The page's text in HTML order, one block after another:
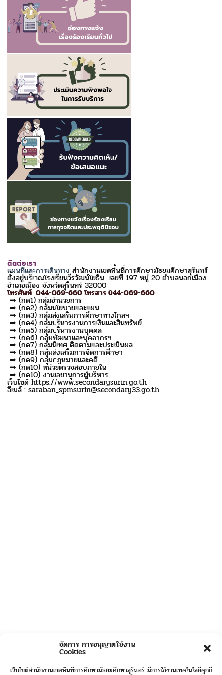
จัดการ การอนุญาตใช้งาน
Cookies
เว็บไซต์สำนักงานเขตพื้นที่การศึกษามัธยมศึกษาสุรินทร์ มีการใช้งานเทคโนโลยีคุกกี้
ติดต่อเรา
แผนที่และการเดินทางสำนักงานเขตพื้นที่การศึกษามัธยมศึกษาสุรินทร์
ตั้งอยู่บริเวณโรงเรียนวีรวัฒน์โยธิน เลขที่ 197 หมู่ 20 ตำบลนอกเมือง
อำเภอเมือง จังหวัดสุรินทร์ 32000
โทรศัพท์ 044-069-660 โทรสาร 044-069-660
➡ (กด1) กลุ่มอำนวยการ
➡ (กด2) กลุ่มนโยบายและแผน
➡ (กด3) กลุ่มส่งเสริมการศึกษาทางไกลฯ
➡ (กด4) กลุ่มบริหารงานการเงินและสินทรัพย์
➡ (กด5) กลุ่มบริหารงานบุคคล
➡ (กด6) กลุ่มพัฒนาและบุคลากรฯ
➡ (กด7) กลุ่มนิเทศ ติดตามและประเมินผล
➡ (กด8) กลุ่มส่งเสริมการจัดการศึกษา
➡ (กด9) กลุ่มกฎหมายและคดี
➡ (กด10) หน่วยตรวจสอบภายใน
➡ (กด10) งานเลขานุการผู้บริหาร
เว็บไซด์ https://www.secondarysurin.go.th
อีเมล์ : saraban_spmsurin@secondary33.go.th